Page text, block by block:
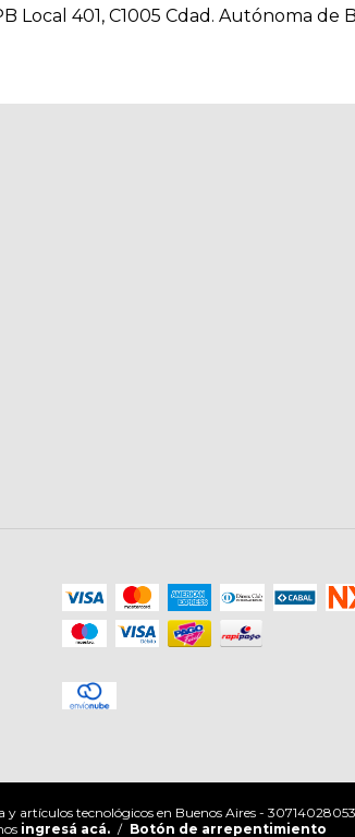
Local 401, C1005 Cdad. Autónoma de
artículos tecnológicos en Buenos Aires - 30714028053
ingresá acá. / Botón de arrepentimiento